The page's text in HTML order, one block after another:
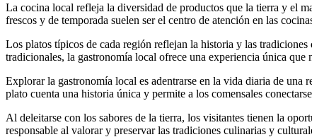
La cocina local refleja la diversidad de productos que la tierra y el
frescos y de temporada suelen ser el centro de atención en las
Los platos típicos de cada región reflejan la historia y las
tradicionales, la gastronomía local ofrece una experiencia única que
Explorar la gastronomía local es adentrarse en la vida diaria de una
plato cuenta una historia única y permite a los comensales
Al deleitarse con los sabores de la tierra, los visitantes tienen la
responsable al valorar y preservar las tradiciones culinarias y